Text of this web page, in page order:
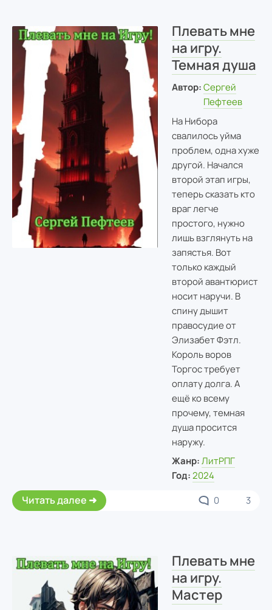
Плевать мне
на игру.
Темная душа
Автор: Сергей
Пефтеев
На Нибора
свалилось уйма
проблем, одна хуже
другой. Начался
второй этап игры,
теперь сказать кто
враг легче
простого, нужно
лишь взглянуть на
запястья. Вот
только каждый
второй авантюрист
носит наручи. В
спину дышит
правосудие от
Элизабет Фэтл.
Король воров
Торгос требует
оплату долга. А
ещё ко всему
прочему, темная
душа просится
наружу.
Жанр: ЛитРПГ
Год: 2024
Читать далее 0 3
Плевать мне
на игру.
Мастер